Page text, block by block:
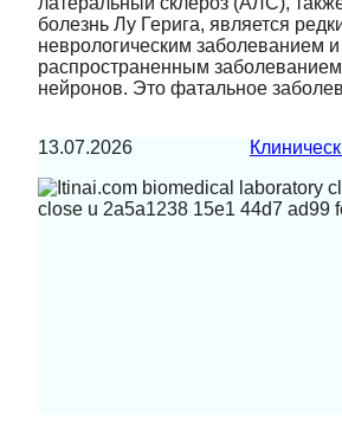
болезнь Лу Герига, является
неврологическим заболеванием
распространенным
нейронов. Это фатальное
13.07.2026